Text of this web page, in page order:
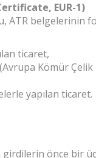
EUR-1)
ATR belgelerinin
ticaret,
Kömür
yapılan ticaret.
önce bir